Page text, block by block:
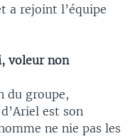
a rejoint l’équipe
voleur non
du groupe,
est son
ne nie pas les